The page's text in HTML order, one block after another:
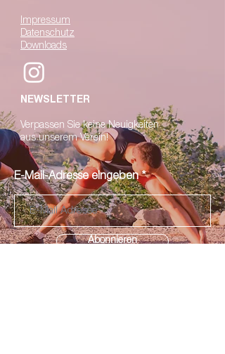
Impressum
Datenschutz
Downloads
NEWSLETTER
Verpassen Sie keine Neuigkeiten
aus unserem Verein!
E-Mail-Adresse eingeben
Abonnieren